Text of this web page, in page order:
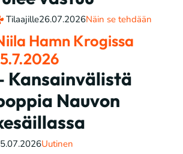
Tilaajille26.07.2026Näin se tehdään
Hamn Krogissa
Kansainvälistä
Nauvon
Uutinen